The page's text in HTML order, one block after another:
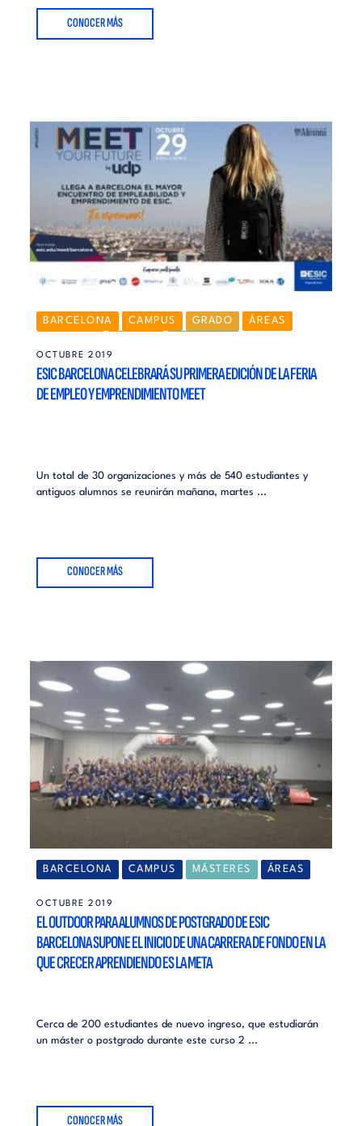
CONOCER MÁS
BARCELONA CAMPUS GRADO
ÁREAS
OCTUBRE 2019
ESIC BARCELONA CELEBRARÁ SU PRIMERA EDICIÓN DE LA FERIA
DE EMPLEO Y EMPRENDIMIENTO MEET
Un total de 30 organizaciones y más de 540 estudiantes y
antiguos alumnos se reunirán mañana, martes ...
CONOCER MÁS
BARCELONA CAMPUS MÁSTERES ÁREAS
OCTUBRE 2019
EL OUTDOOR PARA ALUMNOS DE POSTGRADO DE ESIC
BARCELONA SUPONE EL INICIO DE UNA CARRERA DE FONDO EN LA
QUE CRECER APRENDIENDO ES LA META
Cerca de 200 estudiantes de nuevo ingreso, que estudiarán
un máster o postgrado durante este curso 2 ...
CONOCER MÁS